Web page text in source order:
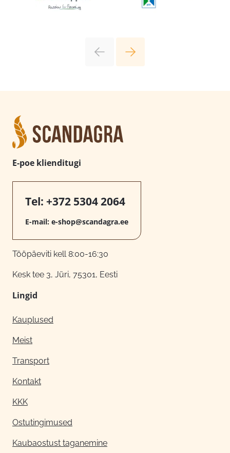
E-poe klienditugi
Tel: +372 5304 2064
E-mail: e-shop@scandagra.ee
Tööpäeviti kell 8:00-16:30
Kesk tee 3, Jüri, 75301, Eesti
Lingid
Kauplused
Meist
Transport
Kontakt
KKK
Ostutingimused
Kaubaostust taganemine